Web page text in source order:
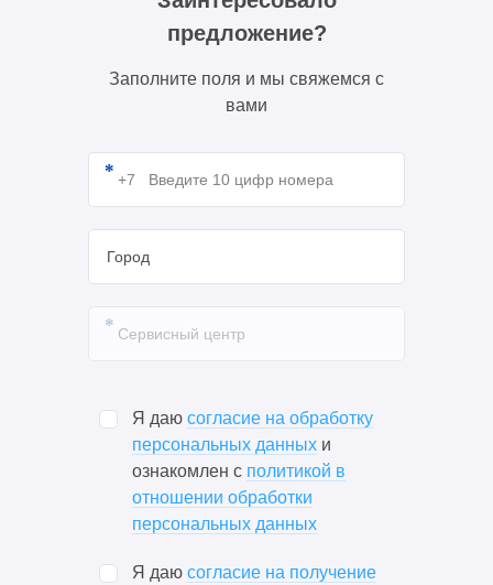
предложение?
Заполните поля и мы свяжемся с
вами
Я даю согласие на обработку
персональных данных и
ознакомлен с политикой в
отношении обработки
персональных данных
Я даю согласие на получение